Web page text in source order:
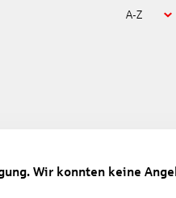
A-Z
Wir konnten keine